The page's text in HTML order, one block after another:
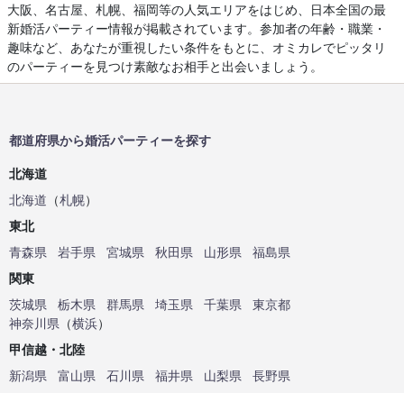
大阪、名古屋、札幌、福岡等の人気エリアをはじめ、日本全国の最
新婚活パーティー情報が掲載されています。参加者の年齢・職業・
趣味など、あなたが重視したい条件をもとに、オミカレでピッタリ
のパーティーを見つけ素敵なお相手と出会いましょう。
都道府県から婚活パーティーを探す
北海道
北海道 （札幌）
東北
青森県
岩手県 宮城県 秋田県 山形県
福島県
関東
茨城県
栃木県 群馬県 埼玉県 千葉県
東京都
神奈川県 （横浜）
甲信越・北陸
新潟県
富山県 石川県 福井県 山梨県
長野県